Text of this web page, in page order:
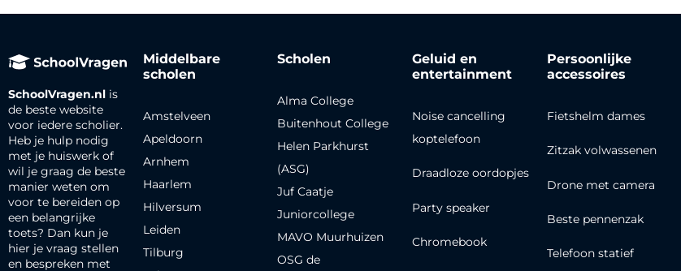
SchoolVragen.nl is
de beste website
voor iedere scholier.
Heb je hulp nodig
met je huiswerk of
wil je graag de beste
manier weten om
voor te bereiden op
een belangrijke
toets? Dan kun je
hier je vraag stellen
en bespreken met
Middelbare
scholen
Amstelveen
Apeldoorn
Arnhem
Haarlem
Hilversum
Leiden
Tilburg
Scholen
Alma College
Buitenhout College
Helen Parkhurst
(ASG)
Juf Caatje
Juniorcollege
MAVO Muurhuizen
OSG de
Geluid en
entertainment
Noise cancelling
koptelefoon
Draadloze oordopjes
Party speaker
Chromebook
Persoonlijke
accessoires
Fietshelm dames
Zitzak volwassenen
Drone met camera
Beste pennenzak
Telefoon statief